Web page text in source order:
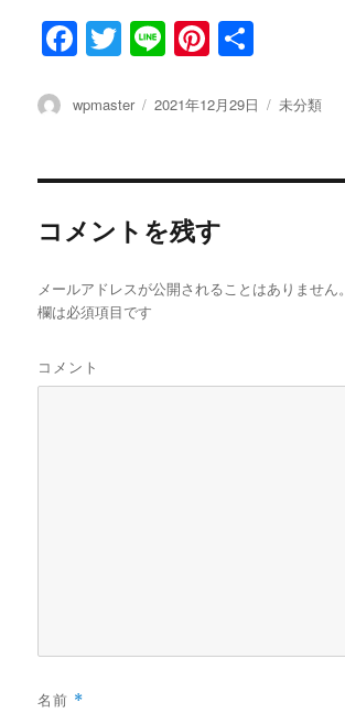
F
c
b
o
o
k
T
it
r
Li
e
Pi
te
st
投
wpmaster
投
2021年12月29日
カ
リ
未分類
コメントを残す
メールアドレスが公開されることはありません。
欄は必須項目です
コメント
名前 *